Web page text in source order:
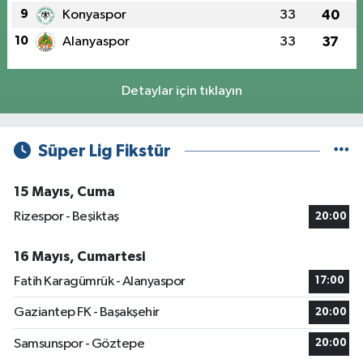
9 Konyaspor 33 40
10 Alanyaspor 33 37
Detaylar için tıklayın
Süper Lig Fikstür
15 Mayıs, Cuma
Rizespor - Beşiktaş
20:00
16 Mayıs, Cumartesi
Fatih Karagümrük - Alanyaspor
17:00
Gaziantep FK - Başakşehir 20:00
Samsunspor - Göztepe 20:00